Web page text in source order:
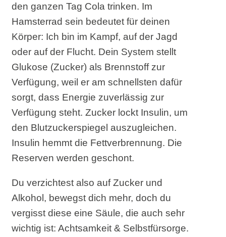
den ganzen Tag Cola trinken. Im
Hamsterrad sein bedeutet für deinen
Körper: Ich bin im Kampf, auf der Jagd
oder auf der Flucht. Dein System stellt
Glukose (Zucker) als Brennstoff zur
Verfügung, weil er am schnellsten dafür
sorgt, dass Energie zuverlässig zur
Verfügung steht. Zucker lockt Insulin, um
den Blutzuckerspiegel auszugleichen.
Insulin hemmt die Fettverbrennung. Die
Reserven werden geschont.
Du verzichtest also auf Zucker und
Alkohol, bewegst dich mehr, doch du
vergisst diese eine Säule, die auch sehr
wichtig ist: Achtsamkeit & Selbstfürsorge.